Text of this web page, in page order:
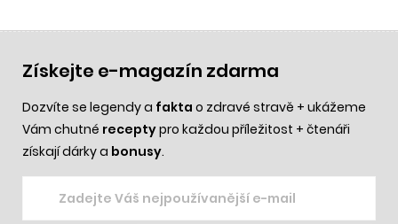
Získejte e-magazín zdarma
Dozvíte se legendy a fakta o zdravé stravě + ukážeme
Vám chutné receptypro každou příležitost + čtenáři
získají dárky a bonusy.